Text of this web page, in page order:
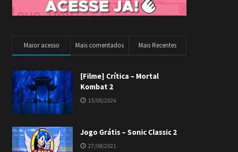
Maior acesso Mais comentados Mais Recentes
[Filme] Crítica – Mortal
Kombat 2
15/05/2026
Jogo Grátis – Sonic Classic 2
27/08/2021